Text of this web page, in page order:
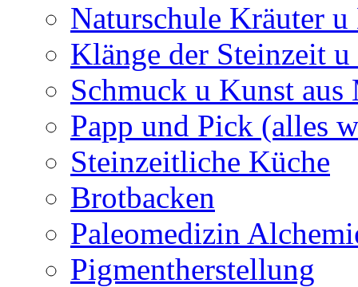
Naturschule Kräuter
Klänge der Steinzeit u
Schmuck u Kunst
Papp und Pick (alles
Steinzeitliche Küche
Brotbacken
Paleomedizin
Pigmentherstellung